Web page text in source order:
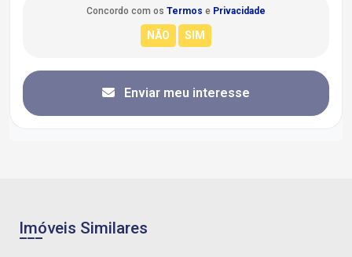
Concordo com os Termos e Privacidade
Enviar meu interesse
Imóveis Similares